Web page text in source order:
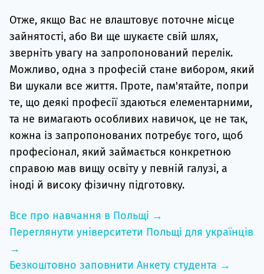
Отже, якщо Вас не влаштовує поточне місце
зайнятості, або Ви ще шукаєте свій шлях,
зверніть увагу на запропонований перелік.
Можливо, одна з професій стане вибором, який
Ви шукали все життя. Проте, пам'ятайте, попри
те, що деякі професії здаються елементарними,
та не вимагають особливих навичок, це не так,
кожна із запропонованих потребує того, щоб
професіонал, який займається конкретною
справою мав вищу освіту у певній галузі, а
іноді й високу фізичну підготовку.
Все про навчання в Польщі →
Переглянути університети Польщі для українців
→
Безкоштовно заповнити Анкету студента →